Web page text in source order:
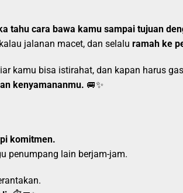
tahu cara bawa kamu sampai tujuan
jalanan macet, dan selalu ramah ke
kamu bisa istirahat, dan kapan harus
kenyamananmu. 🚐✨
komitmen.
penumpang lain berjam-jam.